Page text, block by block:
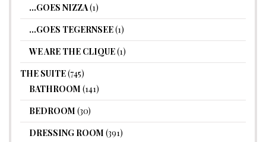
…GOES NIZZA(1)
…GOES TEGERNSEE(1)
WE ARE THE CLIQUE(1)
THE SUITE(745)
BATHROOM (141)
BEDROOM (30)
DRESSING ROOM (391)